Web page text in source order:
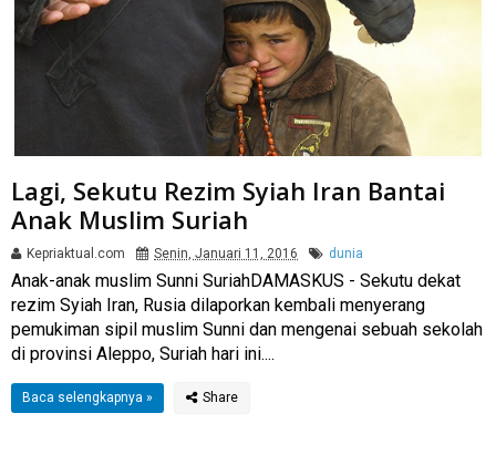
Lagi, Sekutu Rezim Syiah Iran Bantai
Anak Muslim Suriah
Kepriaktual.com Senin, Januari 11, 2016 dunia
Anak-anak muslim Sunni SuriahDAMASKUS - Sekutu dekat
rezim Syiah Iran, Rusia dilaporkan kembali menyerang
pemukiman sipil muslim Sunni dan mengenai sebuah sekolah
di provinsi Aleppo, Suriah hari ini....
Baca selengkapnya »